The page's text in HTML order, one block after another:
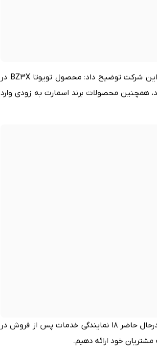
مهدی منصوری در خصوص واردات جدید ترین محصولات این شرکت توضیح داد: محصول تویوتا BZ3X در
محصولات برند اسمارت به زودی وارد
ولی محمدی مدیر خدمات پس از فروش این شرکت گفت: درحال حاضر 18 نمایندگی خدمات پس از فروش در
خود ارائه دهیم.